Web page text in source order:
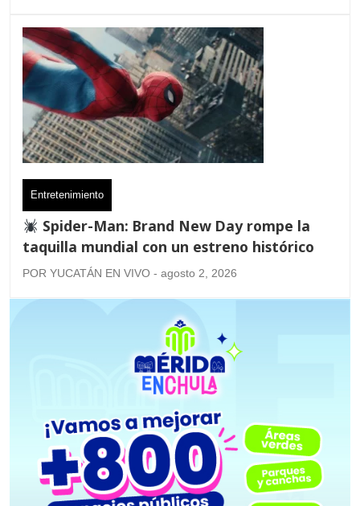
Entretenimiento
Spider-Man: Brand New Day rompe la
taquilla mundial con un estreno histórico
POR YUCATÁN EN VIVO - agosto 2, 2026